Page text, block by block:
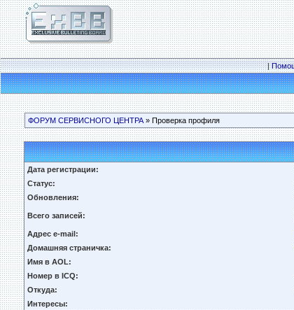
|
ФОРУМ СЕРВИСНОГО ЦЕНТРА » Проверка профиля
Дата регистрации:
Статус:
Обновления:
Всего записей:
Адрес e-mail:
Домашняя страничка:
Имя в AOL:
Номер в ICQ:
Откуда:
Интересы: